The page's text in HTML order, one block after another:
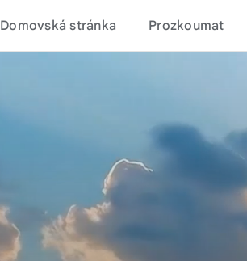
Domovská stránka Prozkoumat